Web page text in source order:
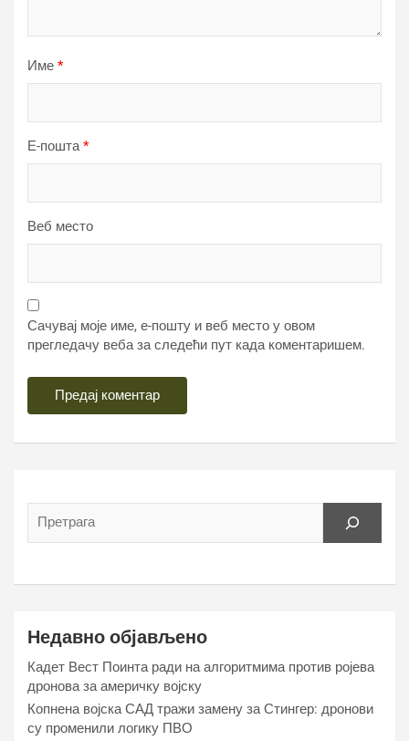
Име *
Е-пошта *
Веб место
Сачувај моје име, е-пошту и веб место у овом
прегледачу веба за следећи пут када коментаришем.
Недавно објављено
Кадет Вест Поинта ради на алгоритмима против ројева
дронова за америчку војску
Копнена војска САД тражи замену за Стингер: дронови
су променили логику ПВО